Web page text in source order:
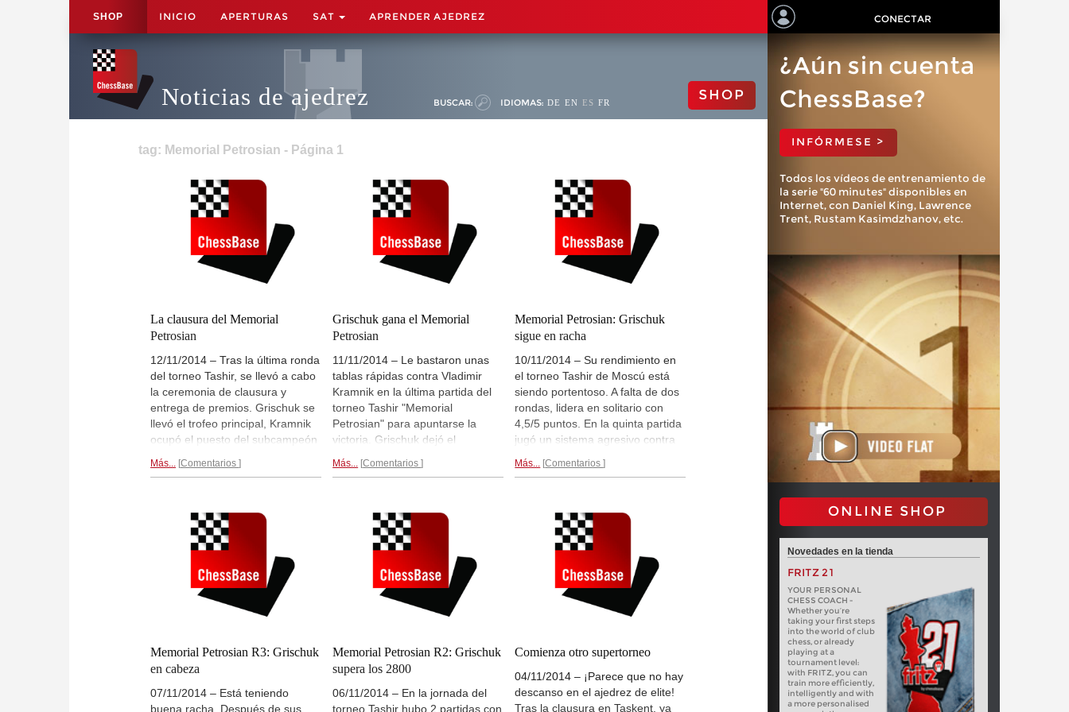
SHOP INICIO APERTURAS SAT APRENDER AJEDREZ CONECTAR
Noticias de ajedrez BUSCAR: IDIOMAS: DE EN ES FR SHOP
tag: Memorial Petrosian - Página 1
La clausura del Memorial
Petrosian
12/11/2014 – Tras la última ronda
del torneo Tashir, se llevó a cabo
la ceremonia de clausura y
entrega de premios. Grischuk se
llevó el trofeo principal, Kramnik
ocupó el puesto del subcampeón
con la misma cantidad de puntos
Reportaje gráfico de la clausura...
Más... Comentarios
Grischuk gana el Memorial
Petrosian
11/11/2014 – Le bastaron unas
tablas rápidas contra Vladimir
Kramnik en la última partida del
torneo Tashir "Memorial
Petrosian" para apuntarse la
victoria. Grischuk dejó el
colocado en el tercer puesto de la
Tras 7 rondas...
Más... Comentarios
Memorial Petrosian: Grischuk
sigue en racha
10/11/2014 – Su rendimiento en
el torneo Tashir de Moscú está
siendo portentoso. A falta de dos
rondas, lidera en solitario con
4,5/5 puntos. En la quinta partida
jugó un sistema agresivo contra
Peter Leko y tras una tensa
al penúltima ronda para empatar
en el primer puesto como
mínimo.Tras 5 rondas...
Más... Comentarios
Memorial Petrosian R3: Grischuk
en cabeza
07/11/2014 – Está teniendo
buena racha. Después de sus
Memorial Petrosian R2: Grischuk
supera los 2800
06/11/2014 – En la jornada del
torneo Tashir hubo 2 partidas con
Comienza otro supertorneo
04/11/2014 – ¡Parece que no hay
descanso en el ajedrez de elite!
Tras la clausura en Taskent, ya
¿Aún sin cuenta
ChessBase?
INFÓRMESE >
Todos los vídeos de entrenamiento de
la serie "60 minutes" disponibles en
Internet, con Daniel King, Lawrence
Trent, Rustam Kasimdzhanov, etc.
ONLINE SHOP
Novedades en la tienda
FRITZ 21
YOUR PERSONAL
CHESS COACH -
Whether you’re
taking your first steps
into the world of club
chess, or already
playing at a
tournament level:
with FRITZ, you can
train more efficiently,
intelligently and with
a more personalised